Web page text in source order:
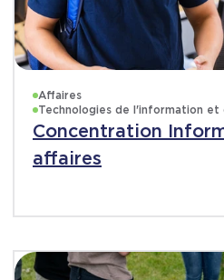
Affaires
Technologies de l'information et
Concentration
affaires